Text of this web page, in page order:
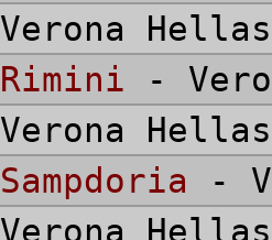
Verona
Rimini -
Verona
Sampdoria -
Verona